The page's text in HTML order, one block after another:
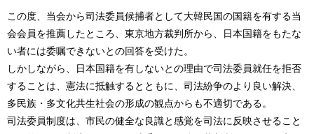
この度、当会から司法委員候捕者として大韓民国の国籍を有する当
会会員を推薦したところ、東京地方裁判所から、日本国籍をもたな
い者には委嘱できないとの回答を受けた。
しかしながら、日本国籍を有しないとの理由で司法委員就任を拒否
することは、憲法に抵触するとともに、司法紛争のより良い解決、
多民族・多文化共生社会の形成の観点からも不適切である。
司法委員制度は、市民の健全な良識と感覚を司法に反映させること